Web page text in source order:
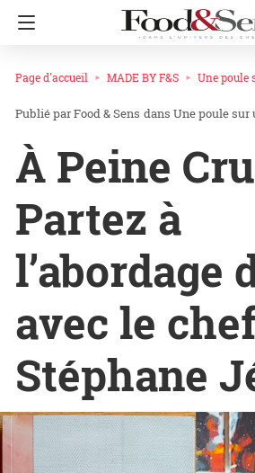
Page d'accueil MADE BY F&S Une poule
Food & Sens dans Une poule sur
À Peine
Partez à
l’abordage
avec le
Stéphane